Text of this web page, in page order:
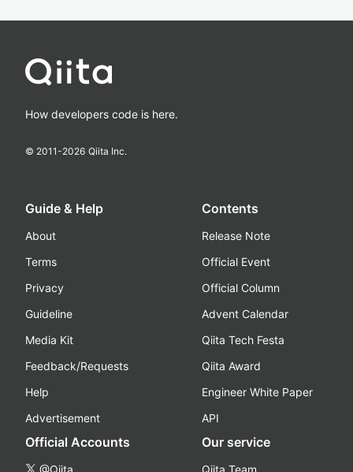
How developers code is here.
© 2011-2026 Qiita Inc.
Guide & Help
About
Terms
Privacy
Guideline
Media Kit
Feedback/Requests
Help
Advertisement
Contents
Release Note
Official Event
Official Column
Advent Calendar
Qiita Tech Festa
Qiita Award
Engineer White Paper
API
Official Accounts
@Qiita
Our service
Qiita Team